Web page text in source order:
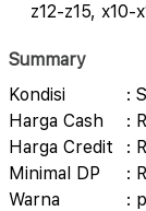
z12-z15, x10-
Summary
Kondisi
:
Harga Cash
:
Harga Credit
:
Minimal DP
:
Warna
: